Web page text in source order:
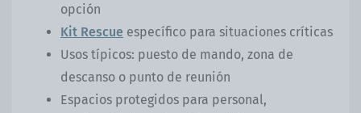
opción
Kit Rescue específico para situaciones críticas
Usos típicos: puesto de mando, zona de
descanso o punto de reunión
Espacios protegidos para personal,